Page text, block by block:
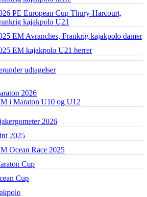
PE European Cup Thury-Harcourt,
kajakpolo U21
EM Avranches, Frankrig kajakpolo damer
EM kajakpolo U21 herrer
udtagelser
2026
i Maraton U10 og U12
2026
2025
Ocean Race 2025
Cup
Cup